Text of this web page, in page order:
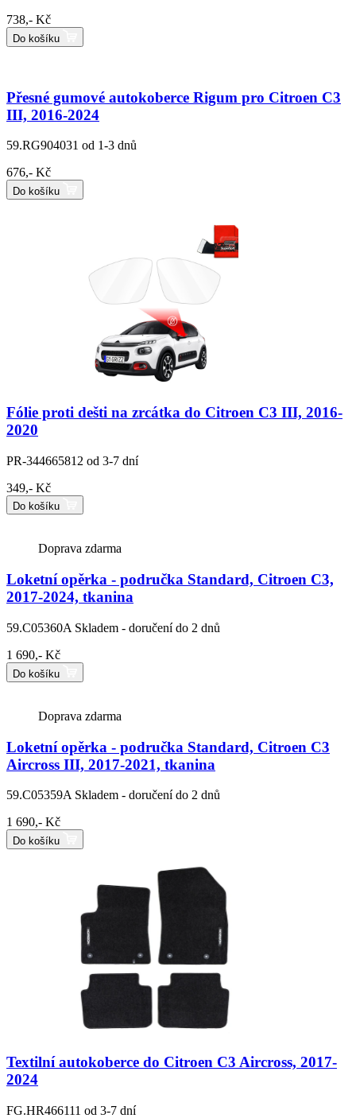
738,- Kč
Do košíku
Přesné gumové autokoberce Rigum pro Citroen C3
III, 2016-2024
59.RG904031 od 1-3 dnů
676,- Kč
Do košíku
Fólie proti dešti na zrcátka do Citroen C3 III, 2016-
2020
PR-344665812 od 3-7 dní
349,- Kč
Do košíku
Doprava zdarma
Loketní opěrka - područka Standard, Citroen C3,
2017-2024, tkanina
59.C05360A Skladem - doručení do 2 dnů
1 690,- Kč
Do košíku
Doprava zdarma
Loketní opěrka - područka Standard, Citroen C3
Aircross III, 2017-2021, tkanina
59.C05359A Skladem - doručení do 2 dnů
1 690,- Kč
Do košíku
Textilní autokoberce do Citroen C3 Aircross, 2017-
2024
FG.HR466111 od 3-7 dní